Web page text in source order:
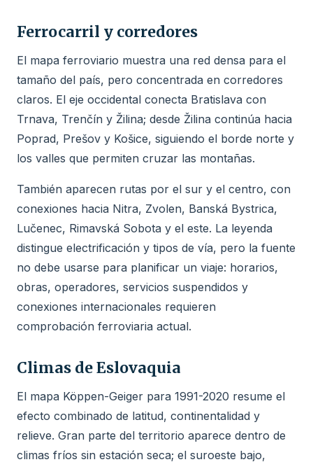
Ferrocarril y corredores
El mapa ferroviario muestra una red densa para el
tamaño del país, pero concentrada en corredores
claros. El eje occidental conecta Bratislava con
Trnava, Trenčín y Žilina; desde Žilina continúa hacia
Poprad, Prešov y Košice, siguiendo el borde norte y
los valles que permiten cruzar las montañas.
También aparecen rutas por el sur y el centro, con
conexiones hacia Nitra, Zvolen, Banská Bystrica,
Lučenec, Rimavská Sobota y el este. La leyenda
distingue electrificación y tipos de vía, pero la fuente
no debe usarse para planificar un viaje: horarios,
obras, operadores, servicios suspendidos y
conexiones internacionales requieren
comprobación ferroviaria actual.
Climas de Eslovaquia
El mapa Köppen-Geiger para 1991-2020 resume el
efecto combinado de latitud, continentalidad y
relieve. Gran parte del territorio aparece dentro de
climas fríos sin estación seca; el suroeste bajo,